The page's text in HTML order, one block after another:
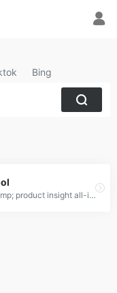
Bing
E-commerce Sales Data, ads spy &amp; product insight all-in-one tool. Commerce Inspector Alternative. Best Overall alternative to PPSPY.